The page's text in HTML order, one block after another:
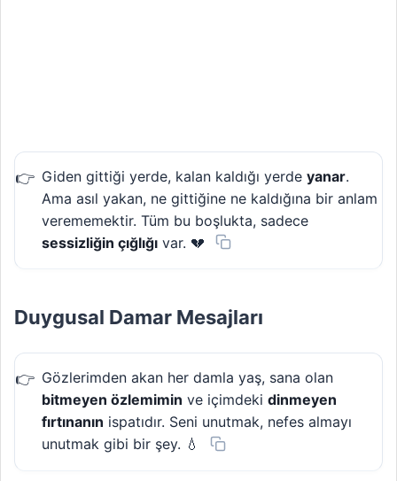
Giden gittiği yerde, kalan kaldığı yerde yanar.
Ama asıl yakan, ne gittiğine ne kaldığına bir anlam
verememektir. Tüm bu boşlukta, sadece
sessizliğin çığlığı var. 💔
Duygusal Damar Mesajları
Gözlerimden akan her damla yaş, sana olan
bitmeyen özlemimin ve içimdeki dinmeyen
fırtınanın ispatıdır. Seni unutmak, nefes almayı
unutmak gibi bir şey. 💧